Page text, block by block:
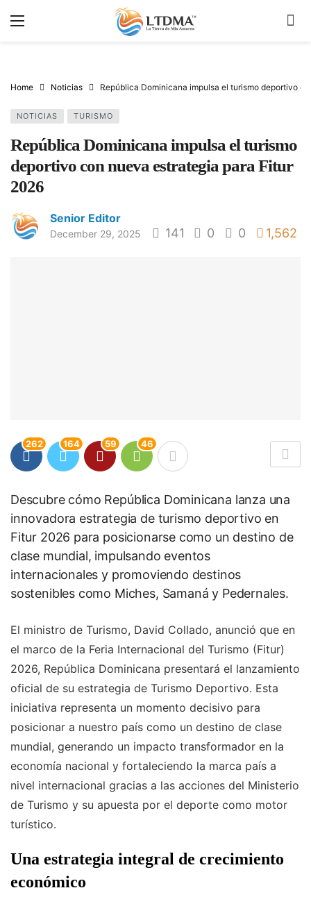
Home Noticias República Dominicana impulsa el turismo deportivo
NOTICIAS TURISMO
República Dominicana impulsa el turismo
deportivo con nueva estrategia para Fitur
2026
Senior Editor
December 29, 2025 141 0 0 1,562
262 164 59 46
Descubre cómo República Dominicana lanza una
innovadora estrategia de turismo deportivo en
Fitur 2026 para posicionarse como un destino de
clase mundial, impulsando eventos
internacionales y promoviendo destinos
sostenibles como Miches, Samaná y Pedernales.
El ministro de Turismo, David Collado, anunció que en
el marco de la Feria Internacional del Turismo (Fitur)
2026, República Dominicana presentará el lanzamiento
oficial de su estrategia de Turismo Deportivo. Esta
iniciativa representa un momento decisivo para
posicionar a nuestro país como un destino de clase
mundial, generando un impacto transformador en la
economía nacional y fortaleciendo la marca país a
nivel internacional gracias a las acciones del Ministerio
de Turismo y su apuesta por el deporte como motor
turístico.
Una estrategia integral de crecimiento
económico